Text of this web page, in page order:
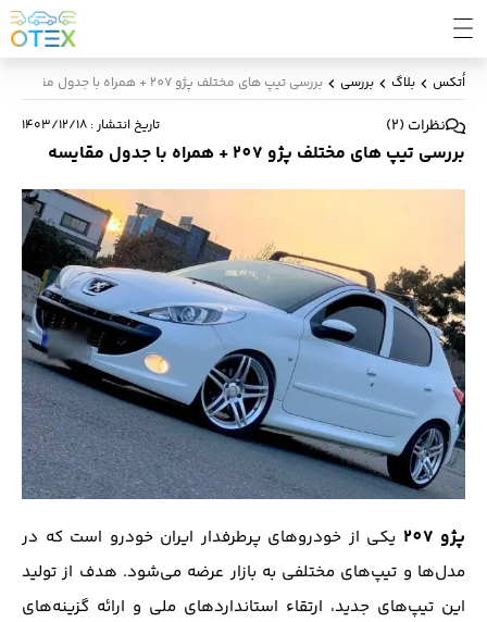
اُتکس بلاگ بررسی بررسی تیپ های مختلف پژو 207 + همراه با جدول مقایسه
نظرات (
2
) تاریخ انتشار: ۱۴۰۳/۱۲/۱۸
بررسی تیپ های مختلف پژو 207 + همراه با جدول مقایسه
پژو 207
یکی از خودروهای پرطرفدار ایران خودرو است که در
مدل‌ها و تیپ‌های مختلفی به بازار عرضه می‌شود. هدف از تولید
این تیپ‌های جدید، ارتقاء استانداردهای ملی و ارائه گزینه‌های